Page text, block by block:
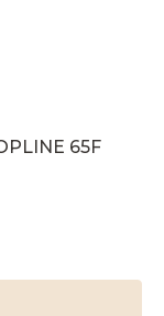
65F